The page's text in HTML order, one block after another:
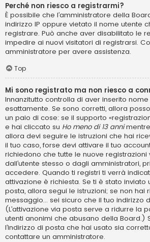
Perché non riesco a registrarmi?
È possibile che l’amministratore della
indirizzo IP oppure vietato il nome utente
registrare. Può anche aver disabilitato le
impedire ai nuovi visitatori di registrarsi.
amministratore per avere assistenza.
Top
Mi sono registrato ma non riesco a
Innanzitutto controlla di aver inserito
esattamente. Se sono corretti, allora
un paio di cose: se il supporto
e hai cliccato su Ho meno di 13 anni
allora devi seguire le istruzioni che hai
il tuo caso, forse devi attivare il tuo
richiedono che tutte le nuove registrazioni
dall’utente stesso o dagli amministratori,
accedere. Quando ti registri ti verrà
attivazione è richiesta. Se ti è stato inviato
posta, allora segui le istruzioni; se non hai
messaggio... sei sicuro che il tuo indirizzo
(L’attivazione via posta serve a ridurre la
utenti anonimi che abusano della Board.)
l’indirizzo di posta che hai usato sia
contattare un amministratore.